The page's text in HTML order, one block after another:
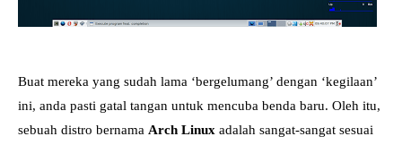
Buat mereka yang sudah lama ‘bergelumang’ dengan ‘kegilaan’
ini, anda pasti gatal tangan untuk mencuba benda baru. Oleh itu,
sebuah distro bernama Arch Linux adalah sangat-sangat sesuai